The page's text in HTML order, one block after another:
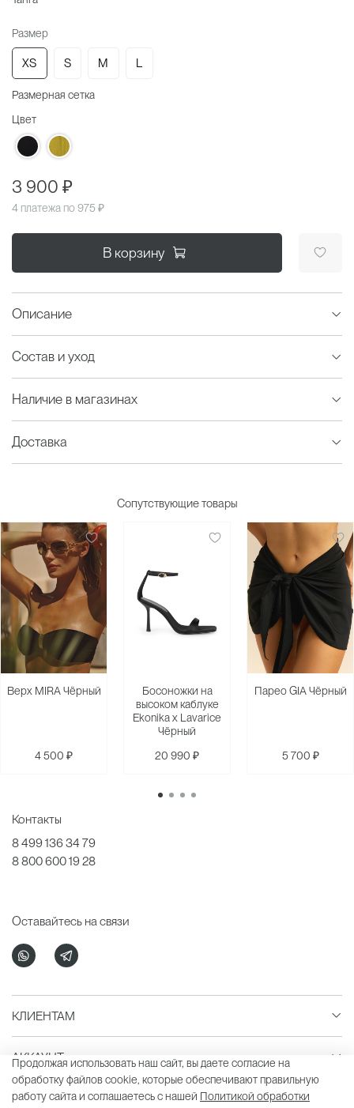
Размер
XS S M L
Размерная сетка
Цвет
3 900 ₽
4 платежа по 975 ₽
В корзину
Описание
Состав и уход
Наличие в магазинах
Доставка
Сопутствующие товары
Верх MIRA Чёрный
4 500 ₽
Босоножки на
высоком каблуке
Ekonika х Lavarice
Чёрный
20 990 ₽
Парео GIA Чёрный
5 700 ₽
КЛИЕНТАМ
АККАУНТ
LAVARICE
Контакты
8 499 136 34 79
8 800 600 19 28
Оставайтесь на связи
Продолжая использовать наш сайт, вы даете согласие на
обработку файлов cookie, которые обеспечивают правильную
работу сайта и соглашаетесь с нашей Политикой обработки